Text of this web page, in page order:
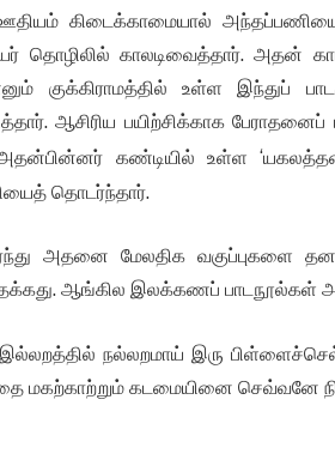
கிடைக்காமையால் அந்தப்பணியை
தொழிலில் காலடிவைத்தார். அதன்
குக்கிராமத்தில் உள்ள இந்துப்
ஆசிரிய பயிற்சிக்காக
கண்டியில் உள்ள
தொடர்ந்தார்.
அதனை மேலதிக வகுப்புகளை
ஆங்கில இலக்கணப் பாடநூல்கள்
நல்லறமாய் இரு
மகற்காற்றும் கடமையினை செவ்வனே